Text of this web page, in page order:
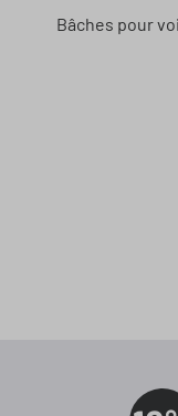
Bâches pour